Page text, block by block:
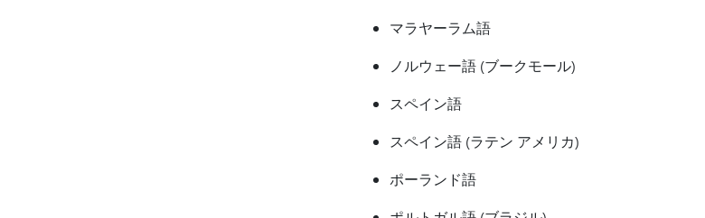
マラヤーラム語
ノルウェー語 (ブークモール)
スペイン語
スペイン語 (ラテン アメリカ)
ポーランド語